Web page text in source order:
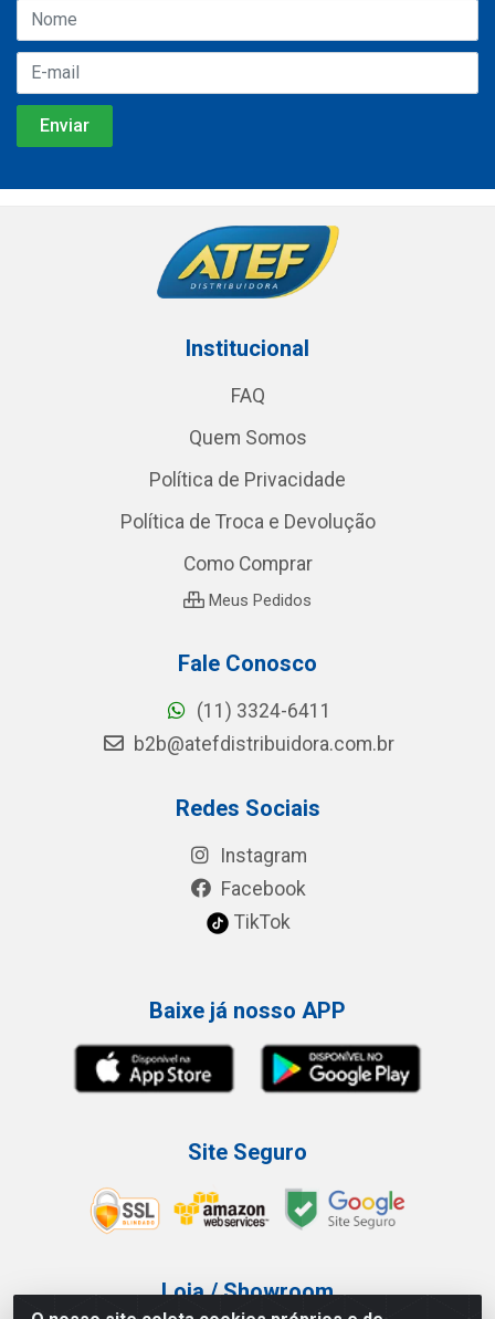
Institucional
FAQ
Quem Somos
Política de Privacidade
Política de Troca e Devolução
Como Comprar
Meus Pedidos
Fale Conosco
(11) 3324-6411
b2b@atefdistribuidora.com.br
Redes Sociais
Instagram
Facebook
TikTok
Baixe já nosso APP
Site Seguro
Loja / Showroom